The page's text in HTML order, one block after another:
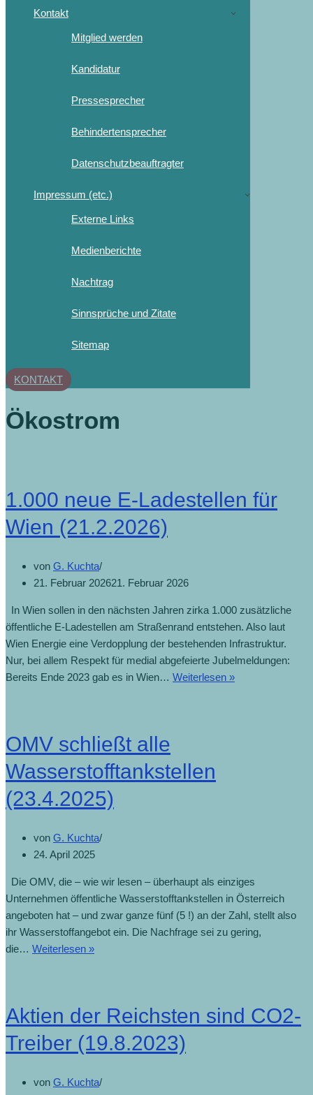
Kontakt
Mitglied werden
Kandidatur
Pressesprecher
Behindertensprecher
Datenschutzbeauftragter
Impressum (etc.)
Externe Links
Medienberichte
Nachtrag
Sinnsprüche und Zitate
Sitemap
KONTAKT
Ökostrom
1.000 neue E-Ladestellen für
Wien (21.2.2026)
von G. Kuchta
21. Februar 202621. Februar 2026
In Wien sollen in den nächsten Jahren zirka 1.000 zusätzliche
öffentliche E-Ladestellen am Straßenrand entstehen. Also laut
Wien Energie eine Verdopplung der bestehenden Infrastruktur.
Nur, bei allem Respekt für medial abgefeierte Jubelmeldungen:
Bereits Ende 2023 gab es in Wien… Weiterlesen »1.000
OMV schließt alle
Wasserstofftankstellen
(23.4.2025)
von G. Kuchta
24. April 2025
Die OMV, die – wie wir lesen – überhaupt als einziges
Unternehmen öffentliche Wasserstofftankstellen in Österreich
angeboten hat – und zwar ganze fünf (5 !) an der Zahl, stellt also
ihr Wasserstoffangebot ein. Die Nachfrage sei zu gering,
die… Weiterlesen »OMV
(23.4.2025)
Aktien der Reichsten sind CO2-
Treiber (19.8.2023)
von G. Kuchta